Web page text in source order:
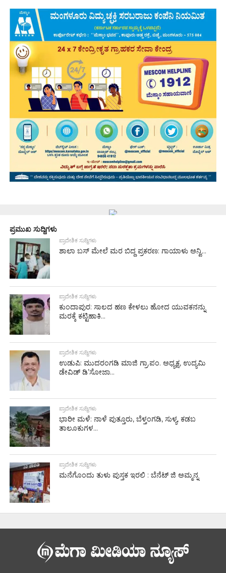
ಪ್ರಮುಖ ಸುದ್ದಿಗಳು
ಪ್ರಾದೇಶಿಕ ಸುದ್ದಿಗಳು
ಶಾಲಾ ಬಸ್ ಮೇಲೆ ಮರ ಬಿದ್ದ ಪ್ರಕರಣ: ಗಾಯಾಳು ಅನ್ವಿ...
ಪ್ರಾದೇಶಿಕ ಸುದ್ದಿಗಳು
ಕುಂದಾಪುರ: ಸಾಲದ ಹಣ ಕೇಳಲು ಹೋದ ಯುವಕನನ್ನು
ಮರಕ್ಕೆ ಕಟ್ಟಿಹಾಕಿ...
ಪ್ರಾದೇಶಿಕ ಸುದ್ದಿಗಳು
ಉಡುಪಿ: ಮುದರಂಗಡಿ ಮಾಜಿ ಗ್ರಾ.ಪಂ. ಅಧ್ಯಕ್ಷ, ಉದ್ಯಮಿ
ಡೇವಿಡ್ ಡಿ’ಸೋಜಾ...
ಪ್ರಾದೇಶಿಕ ಸುದ್ದಿಗಳು
ಭಾರೀ ಮಳೆ: ನಾಳೆ ಪುತ್ತೂರು, ಬೆಳ್ತಂಗಡಿ, ಸುಳ್ಯ, ಕಡಬ
ತಾಲೂಕುಗಳ...
ಪ್ರಾದೇಶಿಕ ಸುದ್ದಿಗಳು
ಮನೆಗೊಂದು ತುಳು ಪುಸ್ತಕ ಇರಲಿ : ಬೆನೆಟ್ ಜಿ ಅಮ್ಮನ್ನ